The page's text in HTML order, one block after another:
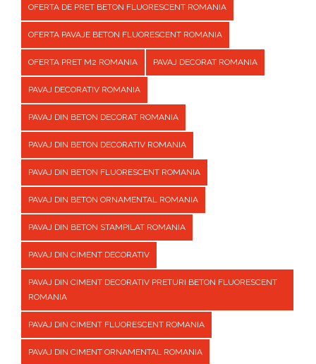
OFERTA DE PRET BETON FLUORESCENT ROMANIA
OFERTA PAVAJE BETON FLUORESCENT ROMANIA
OFERTA PRET M2 ROMANIA PAVAJ DECORAT ROMANIA
PAVAJ DECORATIV ROMANIA
PAVAJ DIN BETON DECORAT ROMANIA
PAVAJ DIN BETON DECORATIV ROMANIA
PAVAJ DIN BETON FLUORESCENT ROMANIA
PAVAJ DIN BETON ORNAMENTAL ROMANIA
PAVAJ DIN BETON STAMPILAT ROMANIA
PAVAJ DIN CIMENT DECORATIV
PAVAJ DIN CIMENT DECORATIV PRETURI BETON FLUORESCENT
ROMANIA
PAVAJ DIN CIMENT FLUORESCENT ROMANIA
PAVAJ DIN CIMENT ORNAMENTAL ROMANIA